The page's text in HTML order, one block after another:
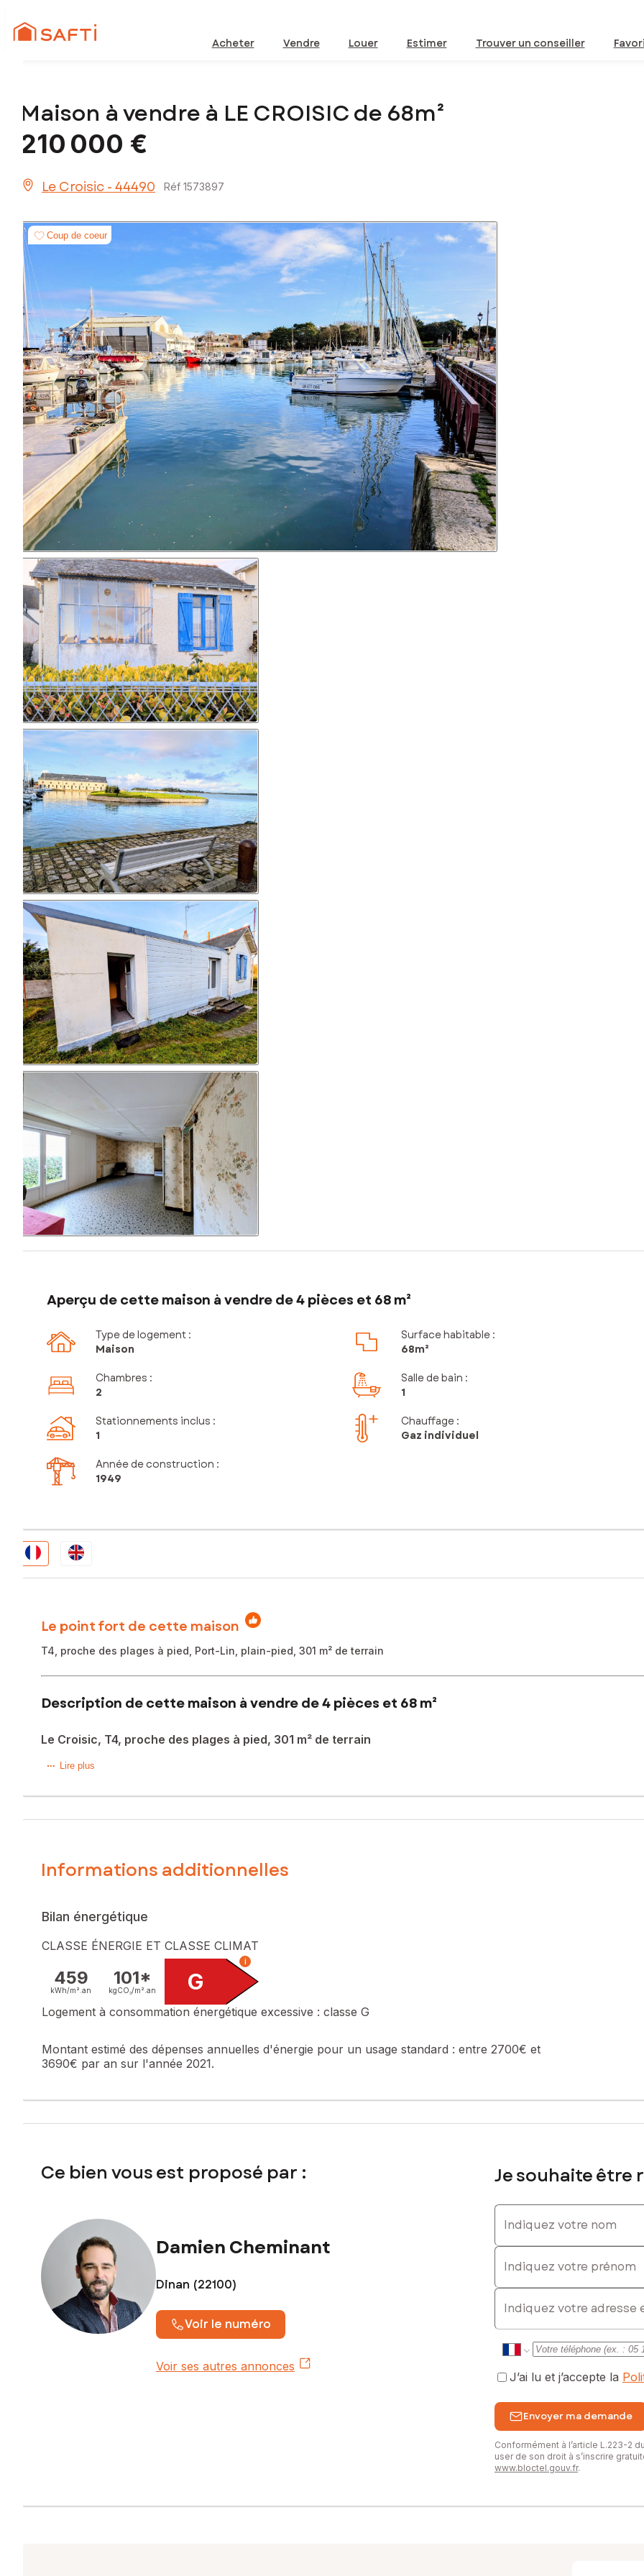
Acheter Vendre Louer Estimer Trouver un conseiller
Maison à vendre à LE CROISIC de 68m²
210 000 €
Le Croisic - 44490 Réf 1573897
Coup de coeur
Aperçu de cette maison à vendre de 4 pièces et 68 m²
Type de logement :
Maison
Surface habitable :
68m²
Chambres :
2
Salle de bain :
1
Stationnements inclus :
1
Chauffage :
Gaz individuel
Année de construction :
1949
Le point fort de cette maison
T4, proche des plages à pied, Port-Lin, plain-pied, 301 m² de terrain
Description de cette maison à vendre de 4 pièces et 68 m²
Le Croisic, T4, proche des plages à pied, 301 m² de terrain
A 7 mn à pied des plages du Croisic (Port Lin et Baie du Crucifix) et 350 m de la gare, proche des commerces, cette petite
certain pour en faire un nid douillet pour les vacances ou au quotidien et représente également une belle opportunité
est en assainissement tout à l'égout. Vous l'aurez compris, le potentiel et l'opportunité de la situation géographique sont
Les informations sur les risques auxquels ce bien est exposé sont disponibles sur le site Géorisques : www.georisques.gouv.fr
Honoraires charge vendeur
Contactez votre conseiller SAFTI : Damien CHEMINANT, Tél. : 07 68 58 37 83, E-mail : damien.cheminant@safti.fr - EI - Agent
512 961 947
Lire plus
Informations additionnelles
Bilan énergétique
CLASSE ÉNERGIE ET CLASSE CLIMAT
459
kWh/m². an
101*
kgCO₂/m². an G
i
Logement à consommation énergétique excessive : classe G
Montant estimé des dépenses annuelles d'énergie pour un usage standard : entre 2700€ et
3690€ par an sur l'année 2021.
Ce bien vous est proposé par :
Damien Cheminant
Dinan (22100)
Voir le numéro
Voir ses autres annonces
Je souhaite être
Indiquez votre nom
Indiquez votre prénom
E-mail
J’ai lu et j’accepte la
Envoyer ma demande
Conformément à l’article L.223-2
user de son droit à s’inscrire
www.bloctel.gouv.fr.